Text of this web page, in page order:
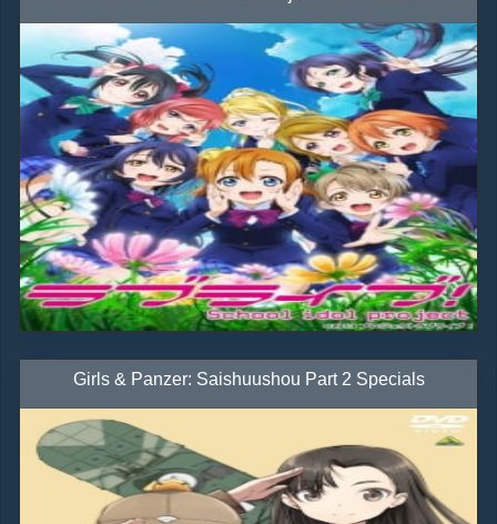
Girls & Panzer: Saishuushou Part 2 Specials